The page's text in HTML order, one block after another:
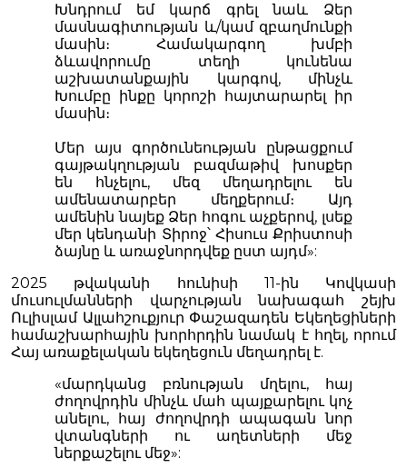
Խնդրում եմ կարճ գրել նաև Ձեր
մասնագիտության և/կամ զբաղմունքի
մասին։ Համակարգող խմբի
ձևավորումը տեղի կունենա
աշխատանքային կարգով, մինչև
Խումբը ինքը կորոշի հայտարարել իր
մասին։
Մեր այս գործունեության ընթացքում
գայթակղության բազմաթիվ խոսքեր
են հնչելու, մեզ մեղադրելու են
ամենատարբեր մեղքերում։ Այդ
ամենին նայեք Ձեր հոգու աչքերով, լսեք
մեր կենդանի Տիրոջ՝ Հիսուս Քրիստոսի
ձայնը և առաջնորդվեք ըստ այդմ»:
2025 թվականի հունիսի 11-ին Կովկասի
մուսուլմանների վարչության նախագահ շեյխ
Ուլիսլամ Ալլահշուքյուր Փաշազադեն Եկեղեցիների
համաշխարհային խորհրդին նամակ է հղել, որում
Հայ առաքելական եկեղեցուն մեղադրել է.
«մարդկանց բռնության մղելու, հայ
ժողովրդին մինչև մահ պայքարելու կոչ
անելու, հայ ժողովրդի ապագան նոր
վտանգների ու աղետների մեջ
ներքաշելու մեջ»: